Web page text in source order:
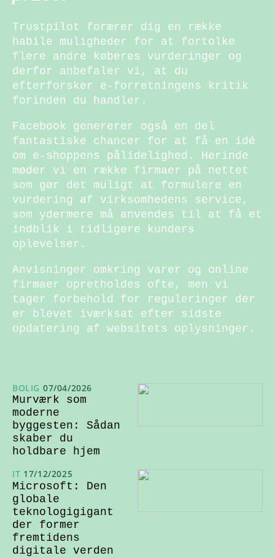
Trustpilot forærer dig en række
habile muligheder for at fortolke
flere andre køberes vurderinger og
derfor anbefaler vi, at du
efterforsker e-forretningens kritik
forinden du handler.
Facebook genererer også en del
fantastiske chancer for at få en idé
om e-shoppens pålidelighed. Herinde
møder vi en række firmaer på nettet
som gør det muligt at formulere en
vurdering af virksomhedens service,
som ydermere må anvendes til at få et
indblik i tidligere kunders
oplevelser.
Anvisninger omkring varer og online
firmaer opretholdes ofte, men vi
tager forbehold for reguleringer der
er blevet iværksat efter sidste
opdatering af websitets oplysninger.
BOLIG 07/04/2026
Murværk som
moderne
byggesten: Sådan
skaber du
holdbare hjem
IT 17/12/2025
Microsoft: Den
globale
teknologigigant
der former
fremtidens
digitale verden